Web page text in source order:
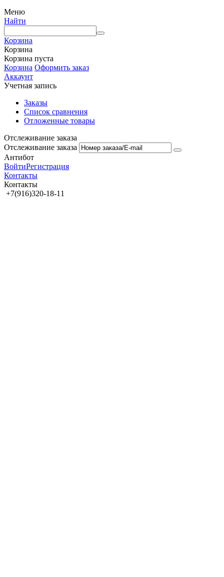
Меню
Найти
Корзина
Корзина
Корзина пуста
Корзина Оформить заказ
Аккаунт
Учетная запись
Заказы
Список сравнения
Отложенные товары
Отслеживание заказа
Отслеживание заказа
Антибот
ВойтиРегистрация
Контакты
Контакты
+7(916)320-18-11